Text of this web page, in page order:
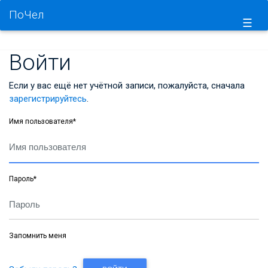
☰
ПоЧел
Войти
Если у вас ещё нет учётной записи, пожалуйста, сначала
зарегистрируйтесь.
Имя пользователя*
Пароль*
Запомнить меня